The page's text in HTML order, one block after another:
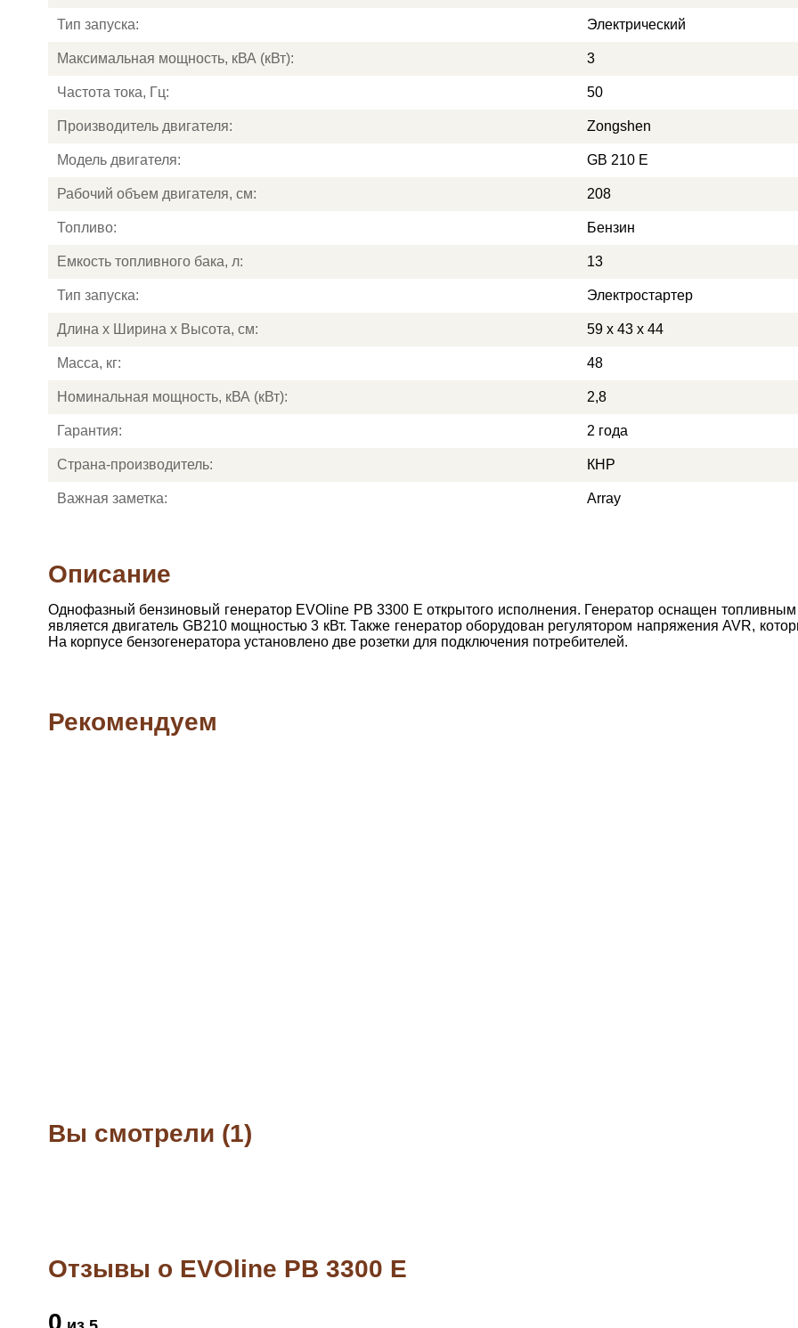
Тип запуска: Электрический
Максимальная мощность, кВА (кВт): 3
Частота тока, Гц: 50
Производитель двигателя: Zongshen
Модель двигателя: GB 210 E
Рабочий объем двигателя, см: 208
Топливо: Бензин
Емкость топливного бака, л: 13
Тип запуска: Электростартер
Длина х Ширина х Высота, см: 59 х 43 х 44
Масса, кг: 48
Номинальная мощность, кВА (кВт): 2,8
Гарантия: 2 года
Страна-производитель: КНР
Важная заметка: Array
Описание
Однофазный бензиновый генератор EVOline PB 3300 E открытого исполнения. Генератор оснащен
является двигатель GB210 мощностью 3 кВт. Также генератор оборудован регулятором напряжения AVR,
На корпусе бензогенератора установлено две розетки для подключения потребителей.
Рекомендуем
Вы смотрели (1)
Отзывы о EVOline PB 3300 E
0